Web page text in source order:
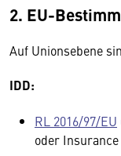
2. EU-
Auf Unionsebene
IDD:
RL 2016/97/EU
oder